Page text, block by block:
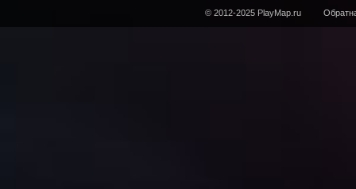
© 2012-2025 PlayMap.ru